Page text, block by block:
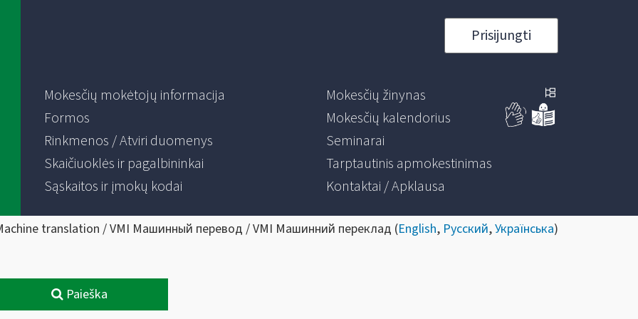
Prisijungti
Mokesčių mokėtojų informacija
Formos
Rinkmenos / Atviri duomenys
Skaičiuoklės ir pagalbininkai
Sąskaitos ir įmokų kodai
Mokesčių žinynas
Mokesčių kalendorius
Seminarai
Tarptautinis apmokestinimas
Kontaktai / Apklausa
translation / VMI Машинный перевод / VMI Машинний переклад (English, Русский,Українська)
Paieška